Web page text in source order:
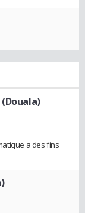
a des fins